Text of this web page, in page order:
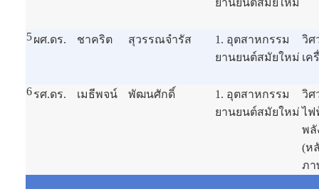
ยานยนต์สมัยใหม่
5ผศ.ดร. ชาคริต สุวรรณจำรัส
1. อุตสาหกรรม
ยานยนต์สมัยใหม่
วิศ
เค
6รศ.ดร. เมธีพจน์ พัฒนศักดิ์
1. อุตสาหกรรม
ยานยนต์สมัยใหม่
วิศ
ไฟ
พลั
(ห
ภา